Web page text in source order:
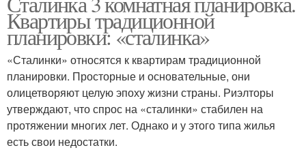
Квартиры традиционной
планировки: «сталинка»
«Сталинки» относятся к квартирам традиционной
планировки. Просторные и основательные, они
олицетворяют целую эпоху жизни страны. Риэлторы
утверждают, что спрос на «сталинки» стабилен на
протяжении многих лет. Однако и у этого типа жилья
есть свои недостатки.